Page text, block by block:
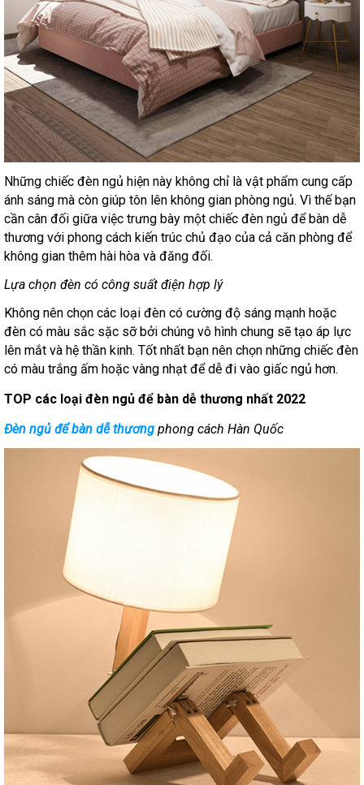
Những chiếc đèn ngủ hiện này không chỉ là vật phẩm cung cấp
ánh sáng mà còn giúp tôn lên không gian phòng ngủ. Vì thế bạn
cần cân đối giữa việc trưng bày một chiếc đèn ngủ để bàn dễ
thương với phong cách kiến trúc chủ đạo của cả căn phòng để
không gian thêm hài hòa và đăng đối.
Lựa chọn đèn có công suất điện hợp lý
Không nên chọn các loại đèn có cường độ sáng mạnh hoặc
đèn có màu sắc sặc sỡ bởi chúng vô hình chung sẽ tạo áp lực
lên mắt và hệ thần kinh. Tốt nhất bạn nên chọn những chiếc đèn
có màu trắng ấm hoặc vàng nhạt để dễ đi vào giấc ngủ hơn.
TOP các loại đèn ngủ để bàn dễ thương nhất 2022
Đèn ngủ để bàn dễ thương phong cách Hàn Quốc